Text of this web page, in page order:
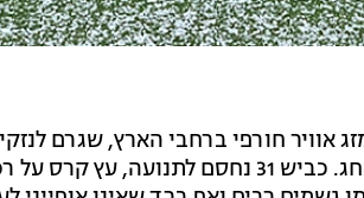
אוויר חורפי ברחבי הארץ, שגרם
ולביטול פעילויות שתוכננו להתקיים לכבוד החג. כביש 31